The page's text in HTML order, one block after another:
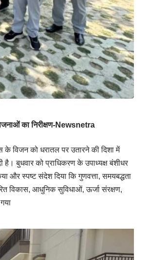
का निरीक्षण-Newsnetra
के विजन को धरातल पर उतारने की दिशा में
है। बुधवार को प्राधिकरण के उपाध्यक्ष बंशीधर
और स्पष्ट संदेश दिया कि गुणवत्ता, समयबद्धता
विकास, आधुनिक सुविधाओं, ऊर्जा संरक्षण,